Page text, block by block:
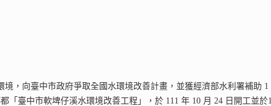
，向臺中市政府爭取全國水環境改善計畫，並獲經濟部水利署補助 1
「臺中市軟埤仔溪水環境改善工程」，於 111 年 10 月 24 日開工並於